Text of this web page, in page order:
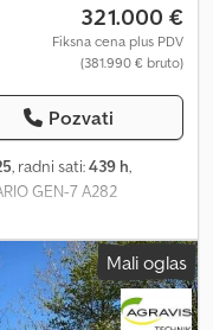
321.000 €
Fiksna cena plus PDV
(381.990 € bruto)
Pozvati
, radni sati:439 h,
GEN-7 A282
Boja Nature
za priključak
G035 Verzija za
i upravljanje
Širina traka pozadi
Mali oglas